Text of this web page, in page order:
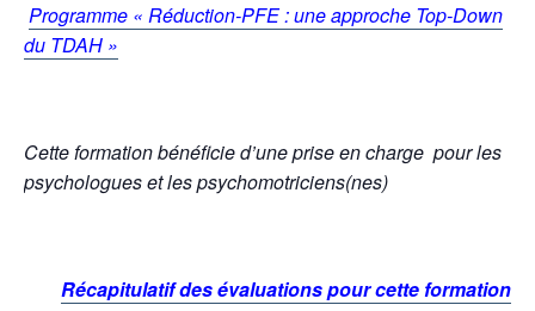
Programme « Réduction-PFE : une approche Top-Down
du TDAH »
Cette formation bénéficie d’une prise en charge pour les
psychologues et les psychomotriciens(nes)
Récapitulatif des évaluations pour cette formation